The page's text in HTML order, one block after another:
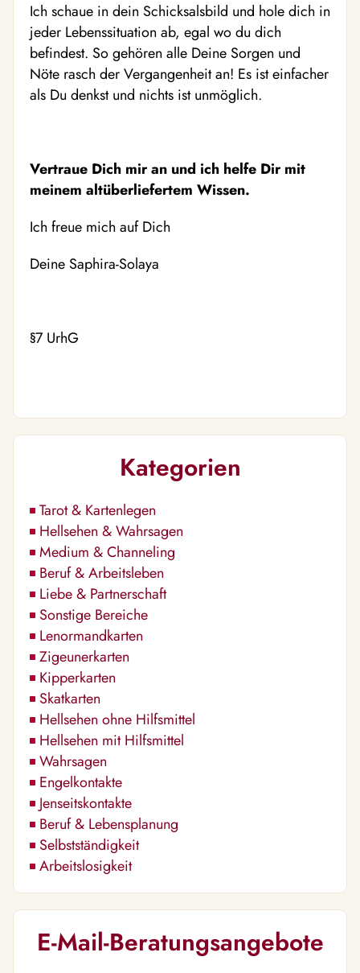
Ich schaue in dein Schicksalsbild und hole dich in
jeder Lebenssituation ab, egal wo du dich
befindest. So gehören alle Deine Sorgen und
Nöte rasch der Vergangenheit an! Es ist einfacher
als Du denkst und nichts ist unmöglich.
Vertraue Dich mir an und ich helfe Dir mit
meinem altüberliefertem Wissen.
Ich freue mich auf Dich
Deine Saphira-Solaya
§7 UrhG
Kategorien
Tarot & Kartenlegen
Hellsehen & Wahrsagen
Medium & Channeling
Beruf & Arbeitsleben
Liebe & Partnerschaft
Sonstige Bereiche
Lenormandkarten
Zigeunerkarten
Kipperkarten
Skatkarten
Hellsehen ohne Hilfsmittel
Hellsehen mit Hilfsmittel
Wahrsagen
Engelkontakte
Jenseitskontakte
Beruf & Lebensplanung
Selbstständigkeit
Arbeitslosigkeit
E-Mail-Beratungsangebote